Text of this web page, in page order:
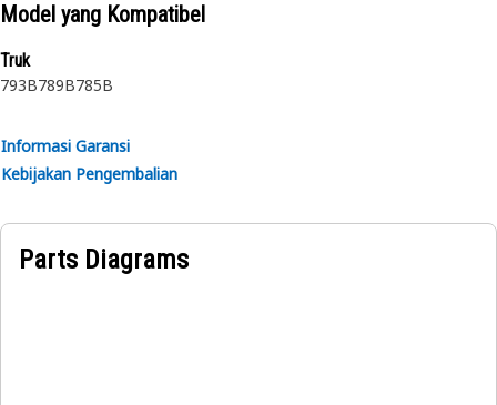
Model yang Kompatibel
Truk
793B789B785B
Informasi Garansi
Kebijakan Pengembalian
Parts Diagrams